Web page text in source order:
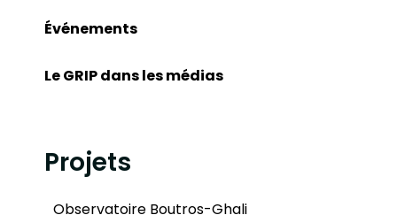
Événements
Le GRIP dans les médias
Projets
Observatoire Boutros-Ghali